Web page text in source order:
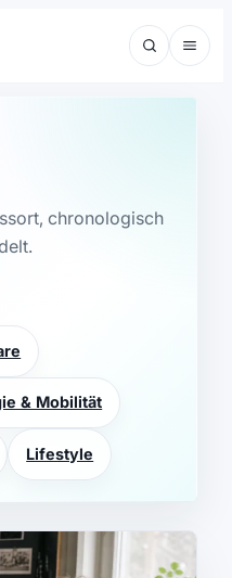
chronologisch
& Mobilität
Lifestyle